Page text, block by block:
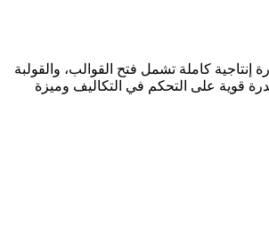
إنتاجية كاملة تشمل فتح القوالب، والقولبة
قوية على التحكم في التكاليف وميزة